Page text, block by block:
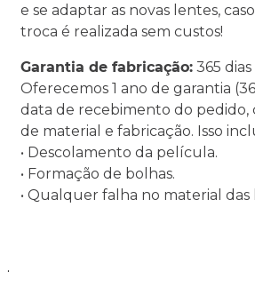
e se adaptar as novas lentes,
troca é realizada sem custos!
Garantia de fabricação: 365 dias
Oferecemos 1 ano de garantia
data de recebimento do pedido,
de material e fabricação. Isso
• Descolamento da película.
• Formação de bolhas.
• Qualquer falha no material das
.